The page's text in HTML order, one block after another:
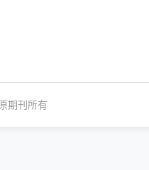
期刊所有